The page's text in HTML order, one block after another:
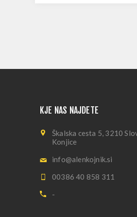
KJE NAS NAJDETE
Škalska cesta 5, 3210
Konjice
info@alenkojnik.si
00386 40 858 311
-